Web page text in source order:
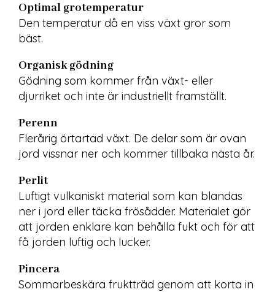
Optimal grotemperatur
Den temperatur då en viss växt gror som
bäst.
Organisk gödning
Gödning som kommer från växt- eller
djurriket och inte är industriellt framställt.
Perenn
Flerårig örtartad växt. De delar som är ovan
jord vissnar ner och kommer tillbaka nästa år.
Perlit
Luftigt vulkaniskt material som kan blandas
ner i jord eller täcka frösådder. Materialet gör
att jorden enklare kan behålla fukt och för att
få jorden luftig och lucker.
Pincera
Sommarbeskära fruktträd genom att korta in